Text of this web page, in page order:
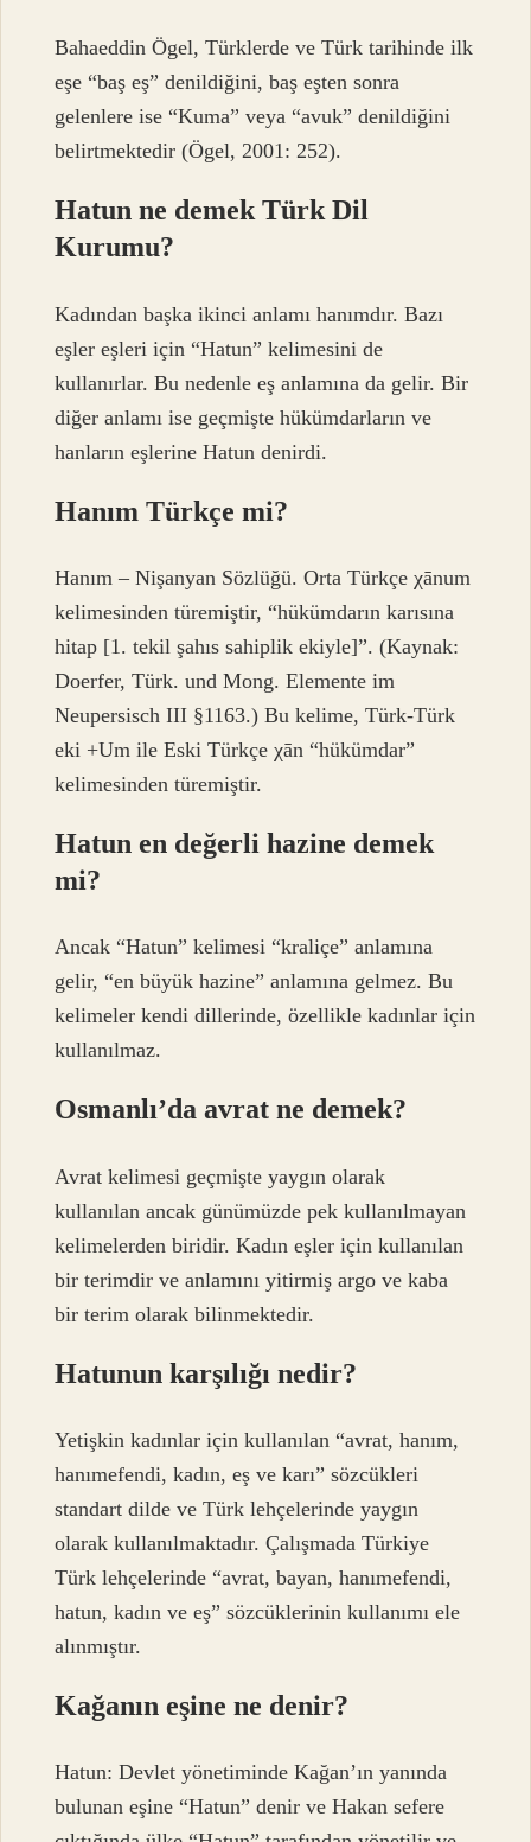
Bahaeddin Ögel, Türklerde ve Türk tarihinde ilk
eşe “baş eş” denildiğini, baş eşten sonra
gelenlere ise “Kuma” veya “avuk” denildiğini
belirtmektedir (Ögel, 2001: 252).
Hatun ne demek Türk Dil
Kurumu?
Kadından başka ikinci anlamı hanımdır. Bazı
eşler eşleri için “Hatun” kelimesini de
kullanırlar. Bu nedenle eş anlamına da gelir. Bir
diğer anlamı ise geçmişte hükümdarların ve
hanların eşlerine Hatun denirdi.
Hanım Türkçe mi?
Hanım – Nişanyan Sözlüğü. Orta Türkçe χānum
kelimesinden türemiştir, “hükümdarın karısına
hitap [1. tekil şahıs sahiplik ekiyle]”. (Kaynak:
Doerfer, Türk. und Mong. Elemente im
Neupersisch III §1163.) Bu kelime, Türk-Türk
eki +Um ile Eski Türkçe χān “hükümdar”
kelimesinden türemiştir.
Hatun en değerli hazine demek
mi?
Ancak “Hatun” kelimesi “kraliçe” anlamına
gelir, “en büyük hazine” anlamına gelmez. Bu
kelimeler kendi dillerinde, özellikle kadınlar için
kullanılmaz.
Osmanlı’da avrat ne demek?
Avrat kelimesi geçmişte yaygın olarak
kullanılan ancak günümüzde pek kullanılmayan
kelimelerden biridir. Kadın eşler için kullanılan
bir terimdir ve anlamını yitirmiş argo ve kaba
bir terim olarak bilinmektedir.
Hatunun karşılığı nedir?
Yetişkin kadınlar için kullanılan “avrat, hanım,
hanımefendi, kadın, eş ve karı” sözcükleri
standart dilde ve Türk lehçelerinde yaygın
olarak kullanılmaktadır. Çalışmada Türkiye
Türk lehçelerinde “avrat, bayan, hanımefendi,
hatun, kadın ve eş” sözcüklerinin kullanımı ele
alınmıştır.
Kağanın eşine ne denir?
Hatun: Devlet yönetiminde Kağan’ın yanında
bulunan eşine “Hatun” denir ve Hakan sefere